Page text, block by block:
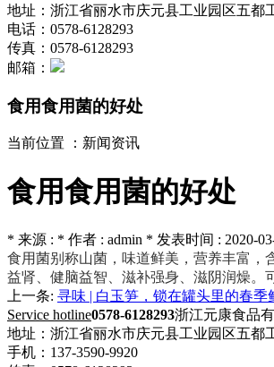
地址：浙江省丽水市庆元县工业园区五都
电话：0578-6128293
传真：0578-6128293
邮箱：
食用食用菌的好处
当前位置 ： 新闻资讯
食用食用菌的好处
* 来源 : * 作者 : admin * 发表时间 : 2020-
食用菌别称山菌，味道鲜美，营养丰富，
益肾、健脑益智、滋补强身、滋阴润燥。
上一条: 寻味 | 白玉笋，锁在罐头里的春季
Service hotline0578-6128293浙江元康食品
地址：浙江省丽水市庆元县工业园区五都
手机：137-3590-9920